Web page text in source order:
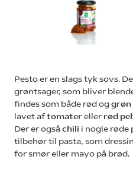
Pesto er en slags tyk sovs.
grøntsager, som bliver
findes som både rød oggrøn
lavet aftomatereller rød
Der er ogsåchili i nogle røde
tilbehør til pasta, som
for smør eller mayo på brød.